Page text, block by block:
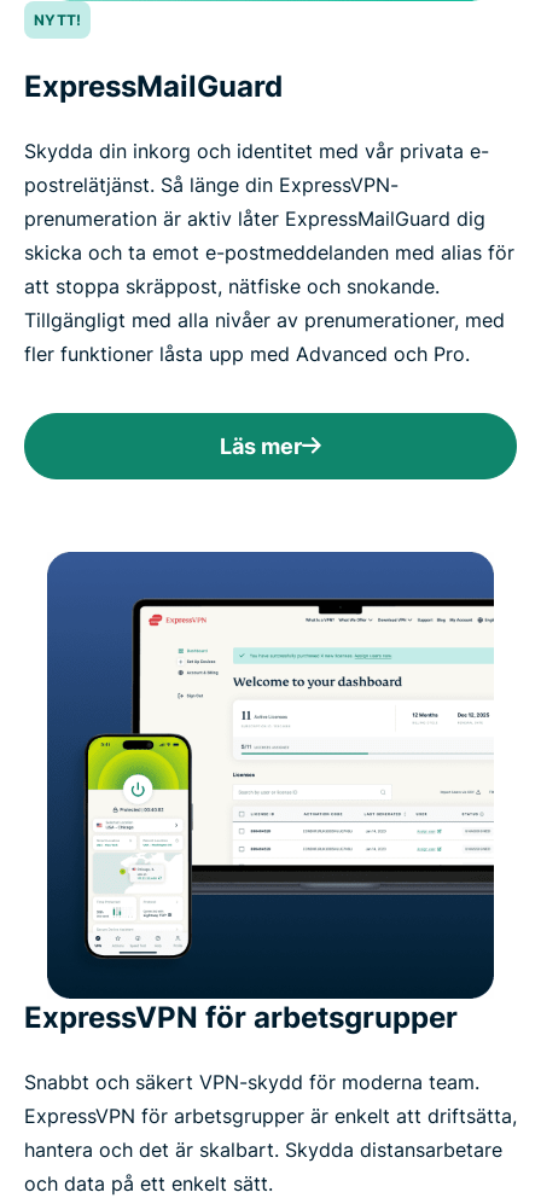
NYTT!
ExpressMailGuard
Skydda din inkorg och identitet med vår privata e-
postrelätjänst. Så länge din ExpressVPN-
prenumeration är aktiv låter ExpressMailGuard dig
skicka och ta emot e-postmeddelanden med alias för
att stoppa skräppost, nätfiske och snokande.
Tillgängligt med alla nivåer av prenumerationer, med
fler funktioner låsta upp med Advanced och Pro.
Läs mer
ExpressVPN för arbetsgrupper
Snabbt och säkert VPN-skydd för moderna team.
ExpressVPN för arbetsgrupper är enkelt att driftsätta,
hantera och det är skalbart. Skydda distansarbetare
och data på ett enkelt sätt.